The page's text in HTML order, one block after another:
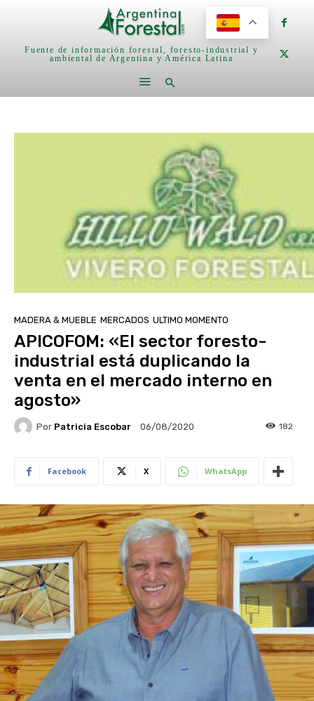
Fuente de información forestal, foresto-industrial y
ambiental de Argentina y América Latina
MADERA & MUEBLE MERCADOS ULTIMO MOMENTO
APICOFOM: «El sector foresto-
industrial está duplicando la
venta en el mercado interno en
agosto»
Por Patricia Escobar 06/08/2020 182
Facebook X WhatsApp